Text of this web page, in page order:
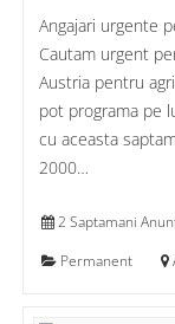
Angajari urgente
Cautam urgent
Austria pentru
pot programa pe
cu aceasta
2000…
2 Saptamani
Permanent